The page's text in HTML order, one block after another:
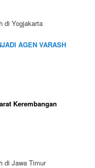
di Yogjakarta
AGEN VARASH
Kerembangan
di Jawa Timur